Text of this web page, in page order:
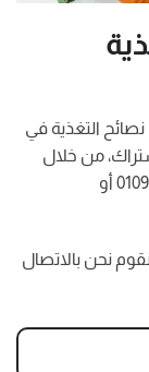
التغذية في
من خلال
نحن بالاتصال